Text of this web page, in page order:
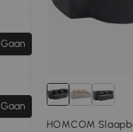
Gaan
Gaan
HOMCOM